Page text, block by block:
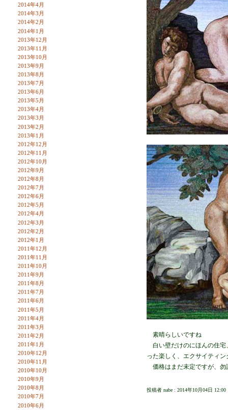
2014年4月
2014年3月
2014年2月
2014年1月
2013年12月
2013年11月
2013年10月
2013年9月
2013年8月
2013年7月
2013年6月
2013年5月
2013年4月
2013年3月
2013年2月
2013年1月
2012年12月
2012年11月
2012年10月
2012年9月
2012年8月
2012年7月
2012年6月
2012年5月
2012年4月
2012年3月
2012年2月
2012年1月
2011年12月
2011年11月
2011年10月
2011年9月
2011年8月
2011年7月
2011年6月
2011年5月
2011年4月
2011年3月
2011年2月
2011年1月
2010年12月
2010年11月
2010年10月
2010年9月
2010年8月
2010年7月
2010年6月
素晴らしいですね
白い壁だけのにほんの住宅
った楽しく、エクサイティ
価格はまだ未定ですが、勿
投稿者 nabe : 2014年10月04日 12:00